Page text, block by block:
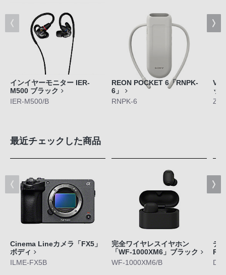
インイヤーモニター IER-
M500 ブラック
IER-M500/B
REON POCKET 6「RNPK-
6」
RNPK-6
ッ
ZV-
最近チェックした商品
Cinema Lineカメラ「FX5」
ボディ
ILME-FX5B
完全ワイヤレスイヤホン
「WF-1000XM6」ブラック
WF-1000XM6/B
デ